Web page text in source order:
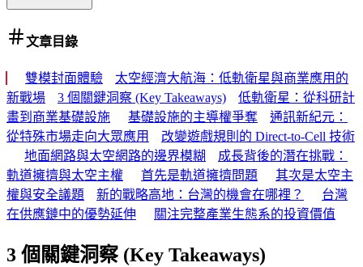
文章目錄
雙模封面體驗
太空經濟大航海：低軌衛星與商業應用的
新戰場
3 個關鍵洞察 (Key Takeaways)
低軌衛星：從科研計
畫到商業基礎設施
基礎設施的主導權爭奪
通訊新紀元：
從特殊市場走向大眾應用
改變遊戲規則的 Direct-to-Cell 技術
地面網路與太空網路的邊界模糊
成長背後的潛在挑戰：
軌道擁擠與太空主權
首先是軌道擁擠問題
其次是太空主
權與安全議題
新的戰略高地：台灣的機會在哪裡？
台灣
在供應鏈中的優勢延伸
關注完整產業生態系的投資價值
3 個關鍵洞察 (Key Takeaways)